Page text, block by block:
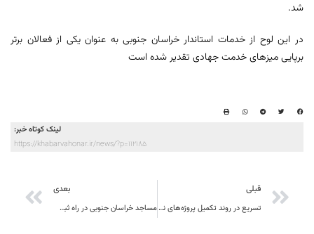
شد.
در این لوح از خدمات استاندار خراسان جنوبی به عنوان یکی از فعالان برتر
برپایی میزهای خدمت جهادی تقدیر شده است
لینک کوتاه خبر:
https://khabarvahonar.ir/news/?p=112185
قبلی
تسریع در روند تکمیل پروژه‌های نیمه‌تمام آموزشی خراسان جنوبی
بعدی
مساجد خراسان جنوبی در راه ثبت جهانی